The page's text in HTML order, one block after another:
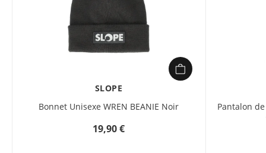
SLOPE
Bonnet Unisexe WREN BEANIE Noir
19,90 €
Pantalon de